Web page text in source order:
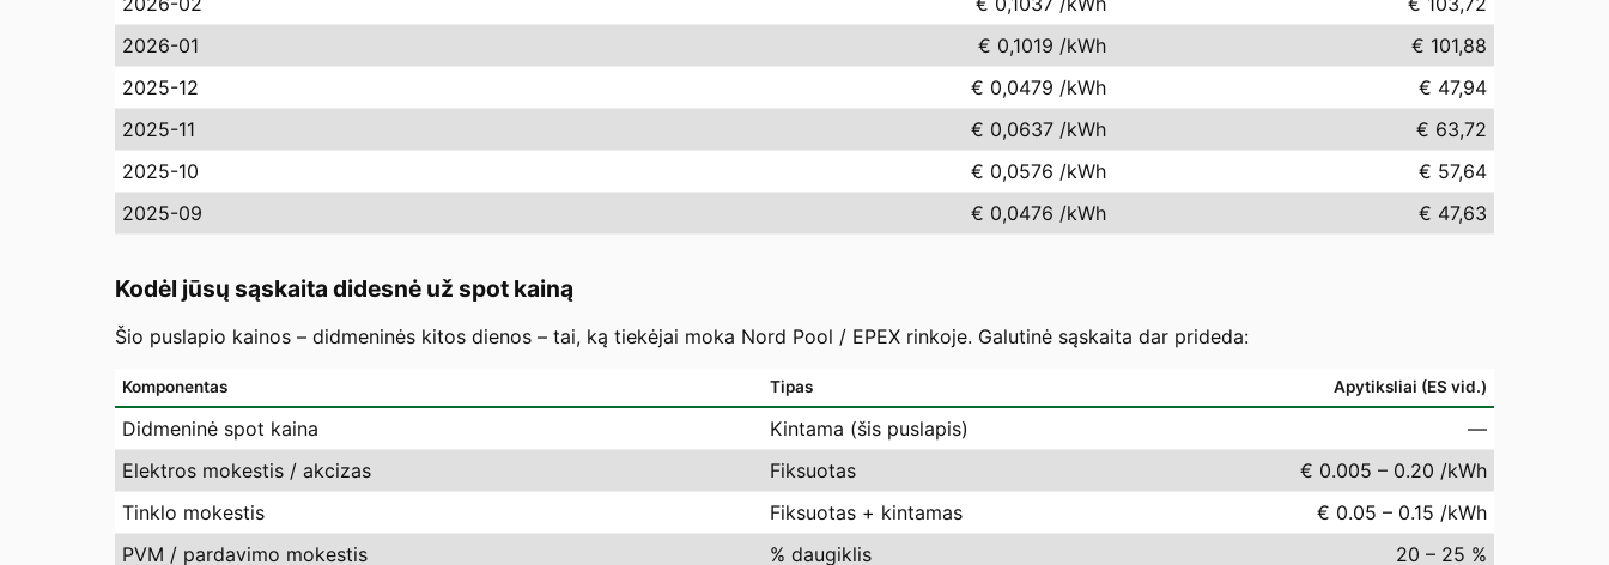
2026-01
€ 0,1019 /kWh
€ 101,88
2025-12
€ 0,0479 /kWh
€ 47,94
2025-11
€ 0,0637 /kWh
€ 63,72
2025-10
€ 0,0576 /kWh
€ 57,64
2025-09
€ 0,0476 /kWh € 47,63
Kodėl jūsų sąskaita didesnė už spot kainą
Šio puslapio kainos – didmeninės kitos dienos – tai, ką tiekėjai moka Nord Pool / EPEX rinkoje. Galutinė sąskaita dar prideda:
Komponentas Tipas Apytiksliai (ES vid.)
Didmeninė spot kaina Kintama (šis puslapis)
—
Elektros mokestis / akcizas
Fiksuotas
€ 0.005 – 0.20 /kWh
Tinklo mokestis
Fiksuotas + kintamas
€ 0.05 – 0.15 /kWh
PVM / pardavimo mokestis
% daugiklis 20 – 25 %